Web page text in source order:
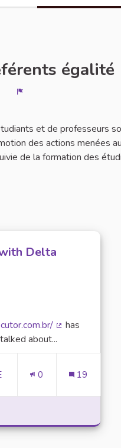
égalité
et de professeurs
des actions menées
de la formation des
Delta
has
about...
0 19